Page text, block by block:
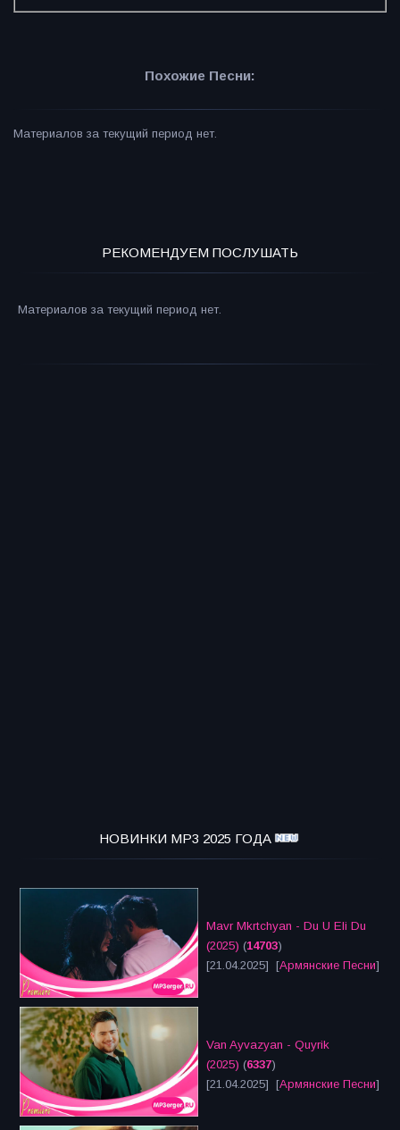
Похожие Песни:
Материалов за текущий период нет.
РЕКОМЕНДУЕМ ПОСЛУШАТЬ
Материалов за текущий период нет.
НОВИНКИ MP3 2025 ГОДА
Mavr Mkrtchyan - Du U Eli Du
(2025) (14703)
[21.04.2025] [Армянские Песни]
Van Ayvazyan - Quyrik
(2025) (6337)
[21.04.2025] [Армянские Песни]